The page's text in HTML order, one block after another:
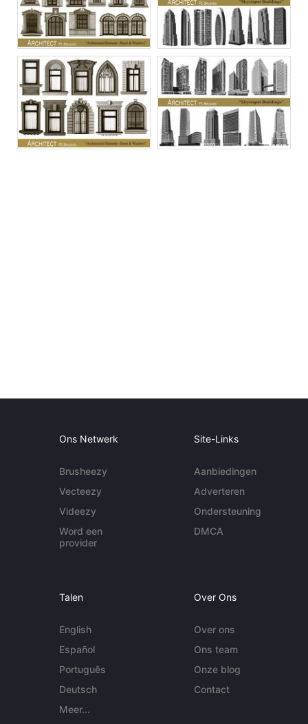
Ons Netwerk
Brusheezy
Vecteezy
Videezy
Word een
provider
Site-Links
Aanbiedingen
Adverteren
Ondersteuning
DMCA
Talen
English
Español
Português
Deutsch
Meer...
Over Ons
Over ons
Ons team
Onze blog
Contact